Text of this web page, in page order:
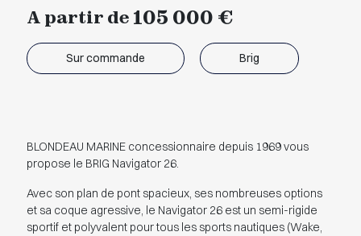
A partir de 105 000 €
Sur commande Brig
BLONDEAU MARINE concessionnaire depuis 1969 vous
propose le BRIG Navigator 26.
Avec son plan de pont spacieux, ses nombreuses options
et sa coque agressive, le Navigator 26 est un semi-rigide
sportif et polyvalent pour tous les sports nautiques (Wake,